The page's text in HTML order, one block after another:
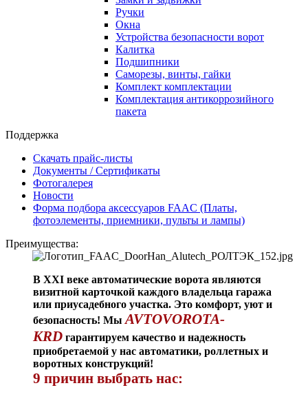
Ручки
Окна
Устройства безопасности ворот
Калитка
Подшипники
Саморезы, винты, гайки
Комплект комплектации
Комплектация антикоррозийного
пакета
Поддержка
Скачать прайс-листы
Документы / Сертификаты
Фотогалерея
Новости
Форма подбора аксессуаров FAAC (Платы,
фотоэлементы, приемники, пульты и лампы)
Преимущества:
В XXI веке автоматические ворота являются
визитной карточкой каждого владельца гаража
или приусадебного участка. Это комфорт, уют и
безопасность! Мы AVTOVOROTA-
KRD гарантируем качество и надежность
приобретаемой у нас автоматики, роллетных и
воротных конструкций!
9 причин выбрать нас: